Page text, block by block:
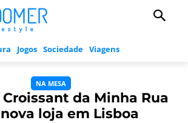
Jogos Sociedade Viagens
NA MESA
da Minha Rua
loja em Lisboa